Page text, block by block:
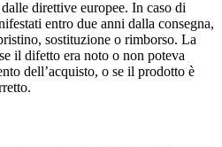
direttive europee. In caso di
entro due anni dalla consegna,
sostituzione o rimborso. La
il difetto era noto o non poteva
dell’acquisto, o se il prodotto è